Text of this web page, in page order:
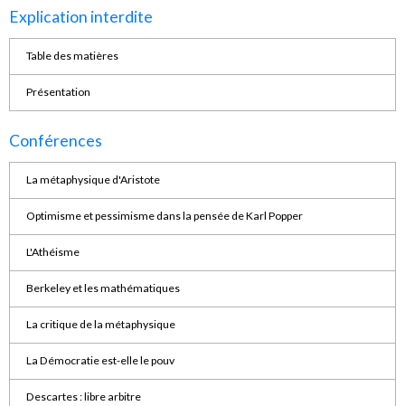
Explication interdite
Table des matières
Présentation
Conférences
La métaphysique d'Aristote
Optimisme et pessimisme dans la pensée de Karl Popper
L'Athéisme
Berkeley et les mathématiques
La critique de la métaphysique
La Démocratie est-elle le pouv
Descartes : libre arbitre